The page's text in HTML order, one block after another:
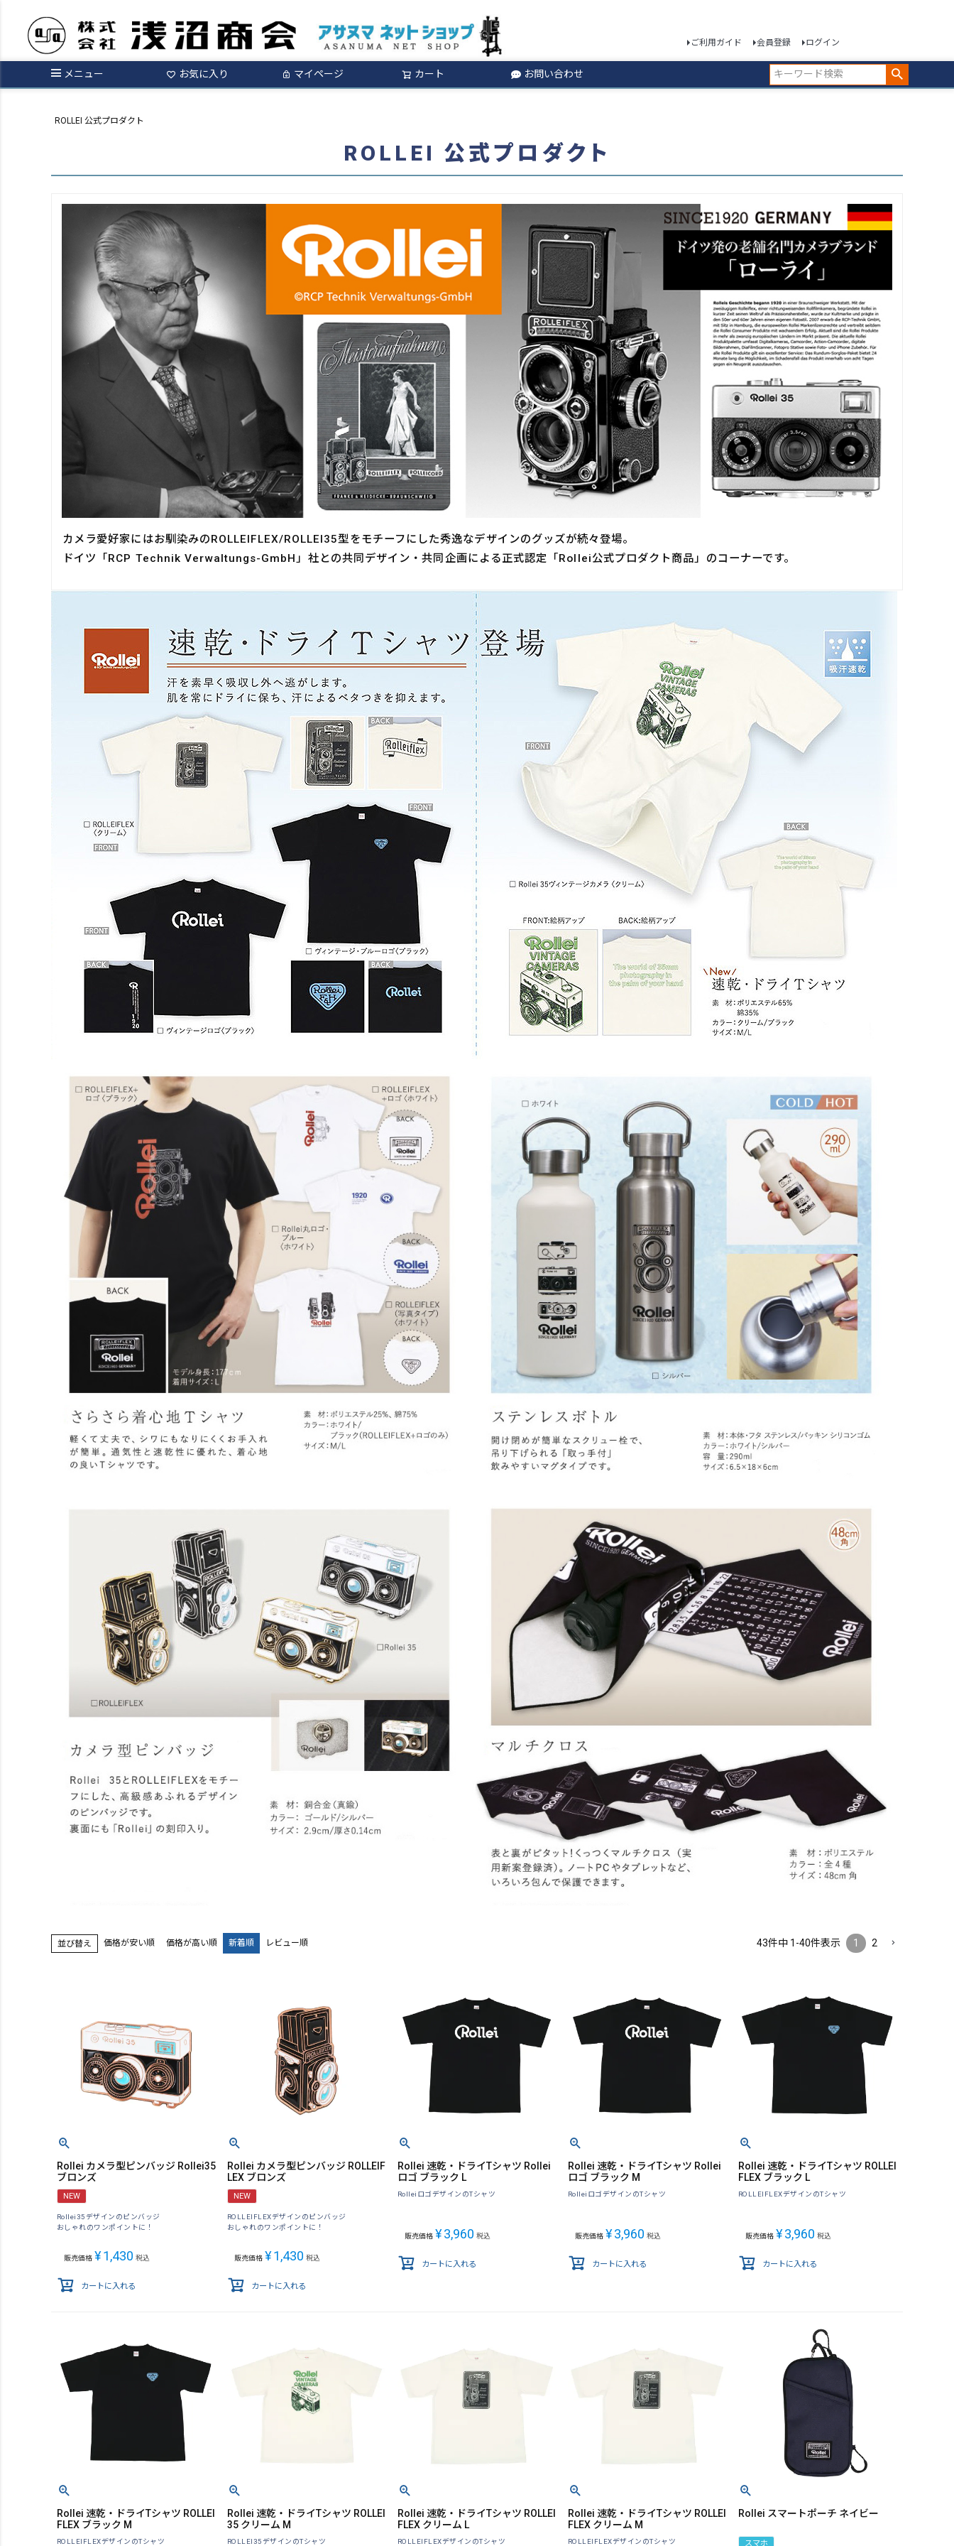
ご利用ガイド 会員登録 ログイン
メニュー お気に入り マイページ カート お問い合わせ
検索
ROLLEI 公式プロダクト
ROLLEI 公式プロダクト
カメラ愛好家にはお馴染みのROLLEIFLEX/ROLLEI35型をモチーフにした秀逸なデザインのグッズが続々登場。
ドイツ​「RCP Technik Verwaltungs-GmbH」社との​共同デザイン・共同企画による正式認定「​Rollei公式プロダクト商品」のコーナーです。
並び替え 価格が安い順 価格が高い順 新着順 レビュー順 43件中 1 -40件表示 1 2
Rollei カメラ型ピンバッジ Rollei35
ブロンズ
NEW
Rollei35デザインのピンバッジ
おしゃれのワンポイントに！
販売価格 ¥1,430 税込
カートに入れる
Rollei カメラ型ピンバッジ ROLLEIF
LEX ブロンズ
NEW
ROLLEIFLEXデザインのピンバッジ
おしゃれのワンポイントに！
販売価格 ¥1,430 税込
カートに入れる
Rollei 速乾・ドライTシャツ Rollei
ロゴ ブラック L
RolleiロゴデザインのTシャツ
販売価格 ¥3,960 税込
カートに入れる
Rollei 速乾・ドライTシャツ Rollei
ロゴ ブラック M
RolleiロゴデザインのTシャツ
販売価格 ¥3,960 税込
カートに入れる
Rollei 速乾・ドライTシャツ ROLLEI
FLEX ブラック L
ROLLEIFLEXデザインのTシャツ
販売価格 ¥3,960 税込
カートに入れる
Rollei 速乾・ドライTシャツ ROLLEI
FLEX ブラック M
ROLLEIFLEXデザインのTシャツ
Rollei 速乾・ドライTシャツ ROLLEI
35 クリーム M
ROLLEI35デザインのTシャツ
Rollei 速乾・ドライTシャツ ROLLEI
FLEX クリーム L
ROLLEIFLEXデザインのTシャツ
Rollei 速乾・ドライTシャツ ROLLEI
FLEX クリーム M
ROLLEIFLEXデザインのTシャツ
Rollei スマートポーチ ネイビー
スマホ